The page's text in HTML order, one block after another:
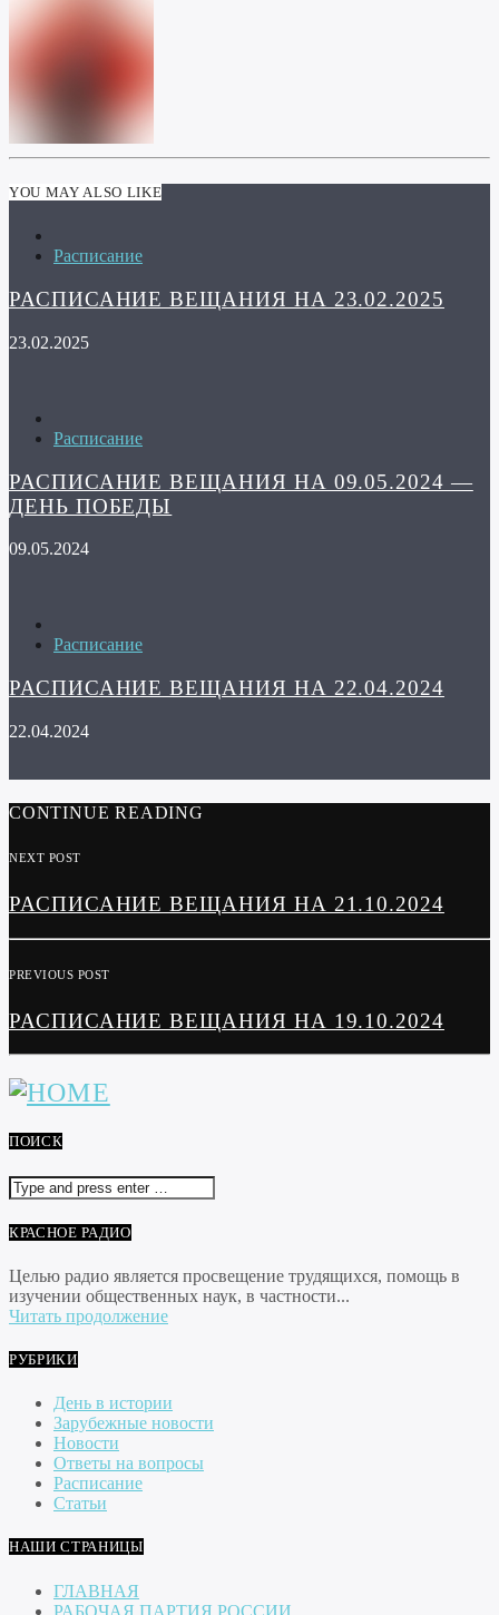
YOU MAY ALSO LIKE
Расписание
РАСПИСАНИЕ ВЕЩАНИЯ НА 23.02.2025
23.02.2025
Расписание
РАСПИСАНИЕ ВЕЩАНИЯ НА 09.05.2024 —
ДЕНЬ ПОБЕДЫ
09.05.2024
Расписание
РАСПИСАНИЕ ВЕЩАНИЯ НА 22.04.2024
22.04.2024
CONTINUE READING
NEXT POST
РАСПИСАНИЕ ВЕЩАНИЯ НА 21.10.2024
PREVIOUS POST
РАСПИСАНИЕ ВЕЩАНИЯ НА 19.10.2024
ПОИСК
КРАСНОЕ РАДИО
Целью радио является просвещение трудящихся, помощь в
изучении общественных наук, в частности...
Читать продолжение
РУБРИКИ
День в истории
Зарубежные новости
Новости
Ответы на вопросы
Расписание
Статьи
НАШИ СТРАНИЦЫ
ГЛАВНАЯ
РАБОЧАЯ ПАРТИЯ РОССИИ